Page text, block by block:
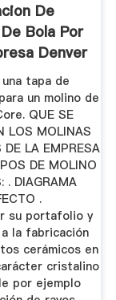
De
Bola Por
Denver
tapa de
un molino de
QUE SE
LOS MOLINAS
DE LA EMPRESA
DE MOLINO
. DIAGRAMA
.
su portafolio y
la fabricación
cerámicos en
cristalino
por ejemplo